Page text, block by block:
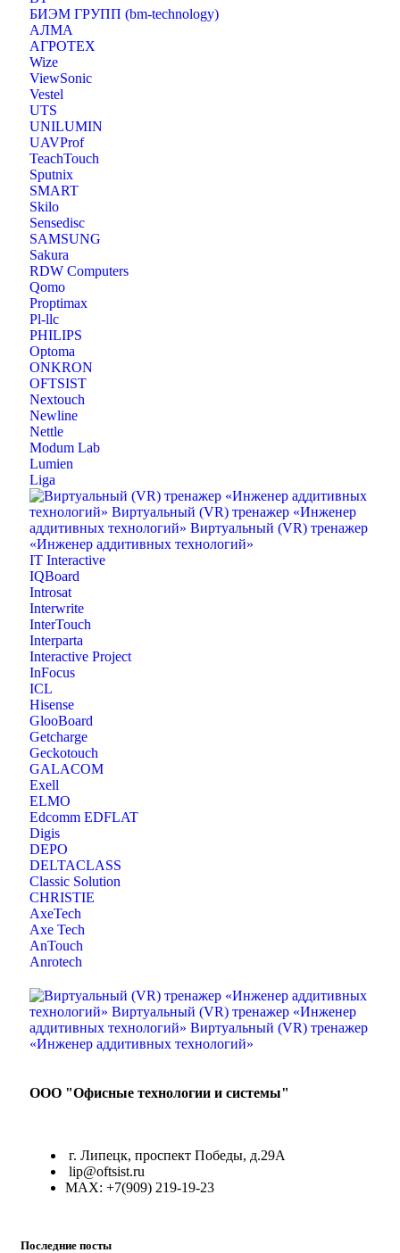
БИЭМ ГРУПП (bm-technology)
АЛМА
АГРОТЕХ
Wize
ViewSonic
Vestel
UTS
UNILUMIN
UAVProf
TeachTouch
Sputnix
SMART
Skilo
Sensedisc
SAMSUNG
Sakura
RDW Computers
Qomo
Proptimax
Pl-llc
PHILIPS
Optoma
ONKRON
OFTSIST
Nextouch
Newline
Nettle
Modum Lab
Lumien
Liga
IT Interactive
IQBoard
Introsat
Interwrite
InterTouch
Interparta
Interactive Project
InFocus
ICL
Hisense
GlooBoard
Getcharge
Geckotouch
GALACOM
Exell
ELMO
Edcomm EDFLAT
Digis
DEPO
DELTACLASS
Classic Solution
CHRISTIE
AxeTech
Axe Tech
AnTouch
Anrotech
ООО "Офисные технологии и системы"
г. Липецк, проспект Победы, д.29А
lip@oftsist.ru
МАХ: +7(909) 219-19-23
Последние посты